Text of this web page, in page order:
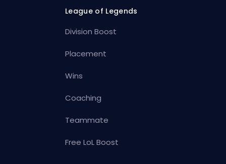
League of Legends
Division Boost
Placement
Wins
Coaching
Teammate
Free LoL Boost